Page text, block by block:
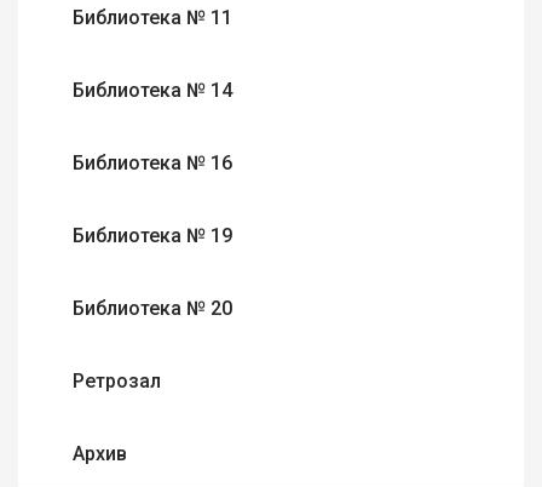
Библиотека № 11
Библиотека № 14
Библиотека № 16
Библиотека № 19
Библиотека № 20
Ретрозал
Архив